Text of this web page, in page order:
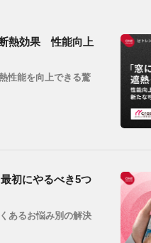
熱効果 性能向上
性能を向上できる驚
初にやるべき5つ
あるお悩み別の解決